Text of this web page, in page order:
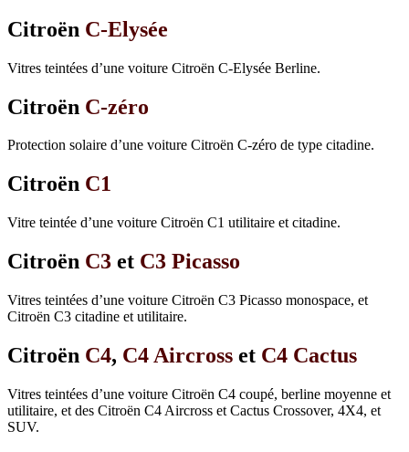
Citroën C-Elysée
Vitres teintées d’une voiture Citroën C-Elysée Berline.
Citroën C-zéro
Protection solaire d’une voiture Citroën C-zéro de type citadine.
Citroën C1
Vitre teintée d’une voiture Citroën C1 utilitaire et citadine.
Citroën C3 et C3 Picasso
Vitres teintées d’une voiture Citroën C3 Picasso monospace, et
Citroën C3 citadine et utilitaire.
Citroën C4, C4 Aircross et C4 Cactus
Vitres teintées d’une voiture Citroën C4 coupé, berline moyenne et
utilitaire, et des Citroën C4 Aircross et Cactus Crossover, 4X4, et
SUV.